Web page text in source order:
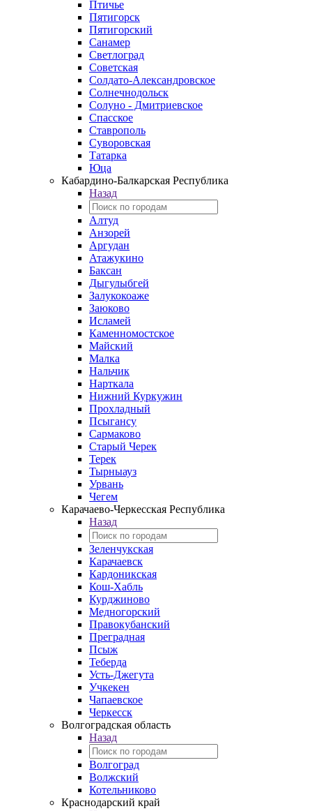
Птичье
Пятигорск
Пятигорский
Санамер
Светлоград
Советская
Солдато-Александровское
Солнечнодольск
Солуно - Дмитриевское
Спасское
Ставрополь
Суворовская
Татарка
Юца
Кабардино‑Балкарская Республика
Назад
Алтуд
Анзорей
Аргудан
Атажукино
Баксан
Дыгулыбгей
Залукокоаже
Заюково
Исламей
Каменномостское
Майский
Малка
Нальчик
Нарткала
Нижний Куркужин
Прохладный
Псыгансу
Сармаково
Старый Черек
Терек
Тырныауз
Урвань
Чегем
Карачаево-Черкесская Республика
Назад
Зеленчукская
Карачаевск
Кардоникская
Кош-Хабль
Курджиново
Медногорский
Правокубанский
Преградная
Псыж
Теберда
Усть-Джегута
Учкекен
Чапаевское
Черкесск
Волгоградская область
Назад
Волгоград
Волжский
Котельниково
Краснодарский край